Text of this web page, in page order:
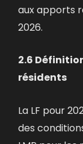
aux apports
2026.
2.6
résidents
La LF pour
des